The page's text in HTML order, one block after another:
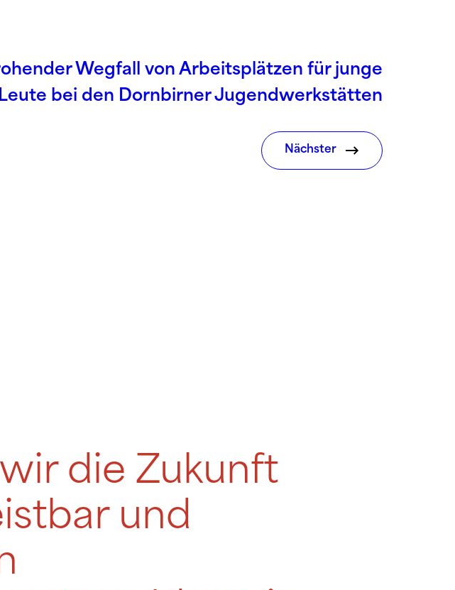
Wegfall von Arbeitsplätzen für junge
Leute bei den Dornbirner Jugendwerkstätten
Nächster
die Zukunft
und